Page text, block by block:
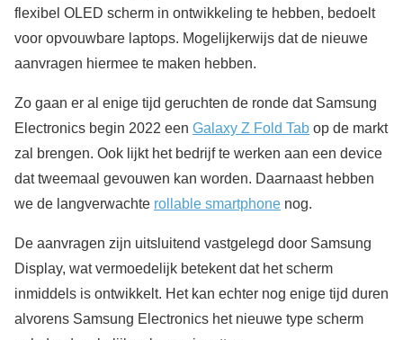
flexibel OLED scherm in ontwikkeling te hebben, bedoelt
voor opvouwbare laptops. Mogelijkerwijs dat de nieuwe
aanvragen hiermee te maken hebben.
Zo gaan er al enige tijd geruchten de ronde dat Samsung
Electronics begin 2022 een Galaxy Z Fold Tab op de markt
zal brengen. Ook lijkt het bedrijf te werken aan een device
dat tweemaal gevouwen kan worden. Daarnaast hebben
we de langverwachte rollable smartphone nog.
De aanvragen zijn uitsluitend vastgelegd door Samsung
Display, wat vermoedelijk betekent dat het scherm
inmiddels is ontwikkelt. Het kan echter nog enige tijd duren
alvorens Samsung Electronics het nieuwe type scherm